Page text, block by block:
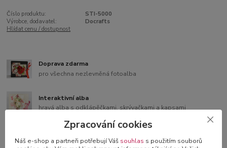
Číslo produktu:
STI-5000
Výrobce, dodavatel:
Docrafts
Hlídat cenu / dostupnost
Doprava zdarma
pro všechna nezlevněná fotoalba
Interaktivní alba
hravá alba s odklápěčkami, skrývačkami a kapsami
samolepící čtverečky nebo růžky
Zpracování cookies
Náš e-shop a partneři potřebují Váš souhlas s použitím souborů